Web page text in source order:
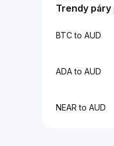
Trendy páry
BTC to AUD
ADA to AUD
NEAR to AUD